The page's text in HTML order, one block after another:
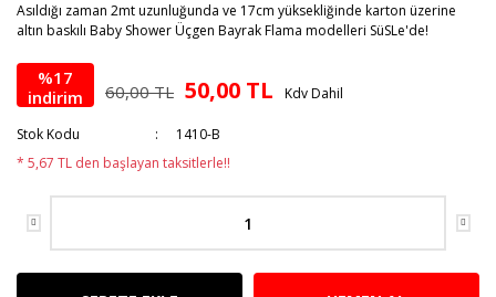
Asıldığı zaman 2mt uzunluğunda ve 17cm yüksekliğinde karton üzerine
altın baskılı Baby Shower Üçgen Bayrak Flama modelleri SüSLe'de!
%17
indirim
60,00 TL 50,00 TL Kdv Dahil
Stok Kodu
1410-B
* 5,67 TL den başlayan taksitlerle!!